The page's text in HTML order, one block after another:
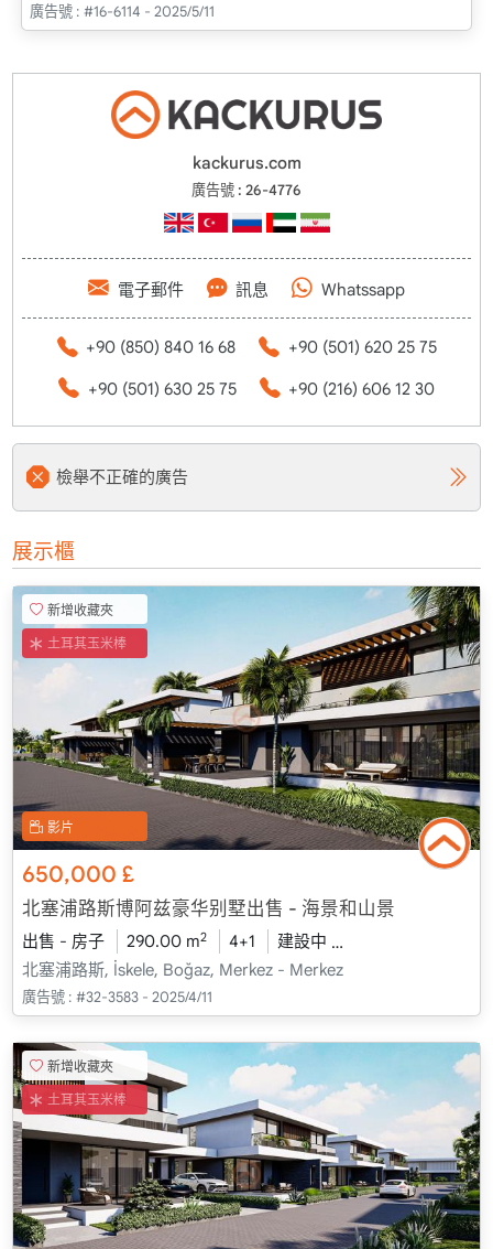
廣告號 : #16-6114 - 2025/5/11
kackurus.com
廣告號 : 26-4776
電子郵件 訊息 Whatssapp
+90 (850) 840 16 68 +90 (501) 620 25 75
+90 (501) 630 25 75 +90 (216) 606 12 30
檢舉不正確的廣告
展示櫃
新增收藏夾
土耳其玉米棒
影片
650,000 £
北塞浦路斯博阿兹豪华别墅出售 - 海景和山景
出售 - 房子 290.00 m2 4+1 建設中
北塞浦路斯, İskele, Boğaz, Merkez - Merkez
廣告號 : #32-3583 - 2025/4/11
新增收藏夾
土耳其玉米棒